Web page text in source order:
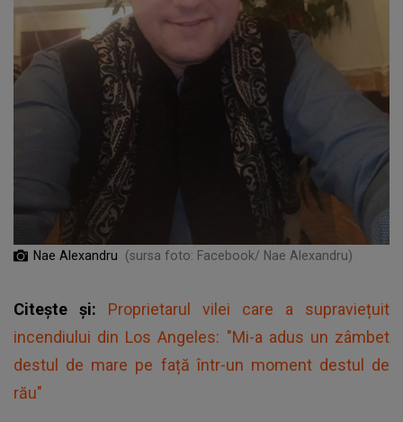
Nae Alexandru (sursa foto: Facebook/ Nae Alexandru)
Citește și: Proprietarul vilei care a supraviețuit
incendiului din Los Angeles: "Mi-a adus un zâmbet
destul de mare pe față într-un moment destul de
rău"